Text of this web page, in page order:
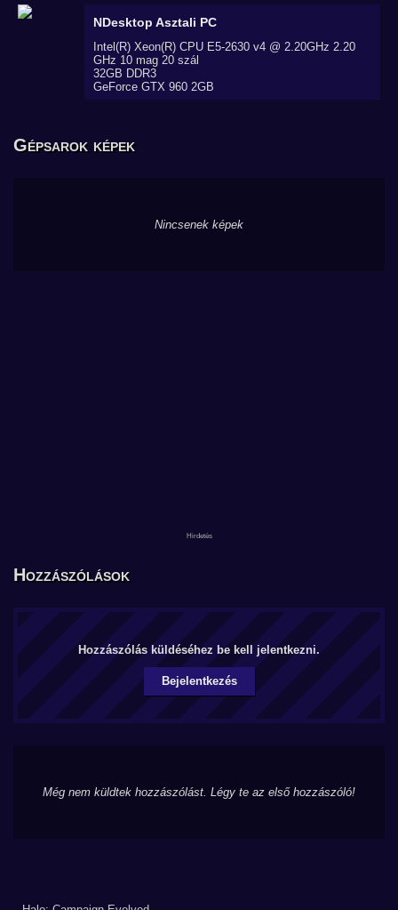
NDesktop Asztali PC
Intel(R) Xeon(R) CPU E5-2630 v4 @ 2.20GHz 2.20
GHz 10 mag 20 szál
32GB DDR3
GeForce GTX 960 2GB
Gépsarok képek
Nincsenek képek
Hozzászólások
Hozzászólás küldéséhez be kell jelentkezni.
Bejelentkezés
Még nem küldtek hozzászólást. Légy te az első hozzászóló!